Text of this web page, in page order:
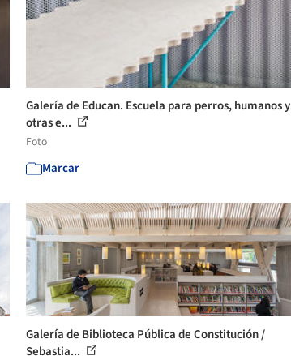
Galería de Educan. Escuela para perros, humanos y
otras e...
Foto
Marcar
Galería de Biblioteca Pública de Constitución /
Sebastia...